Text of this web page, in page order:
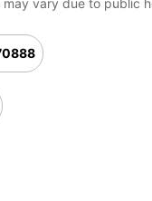
vary due to public